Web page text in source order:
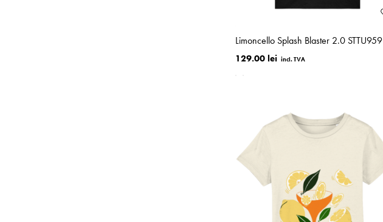
Limoncello Splash Blaster 2.0 STTU959
129.00 lei